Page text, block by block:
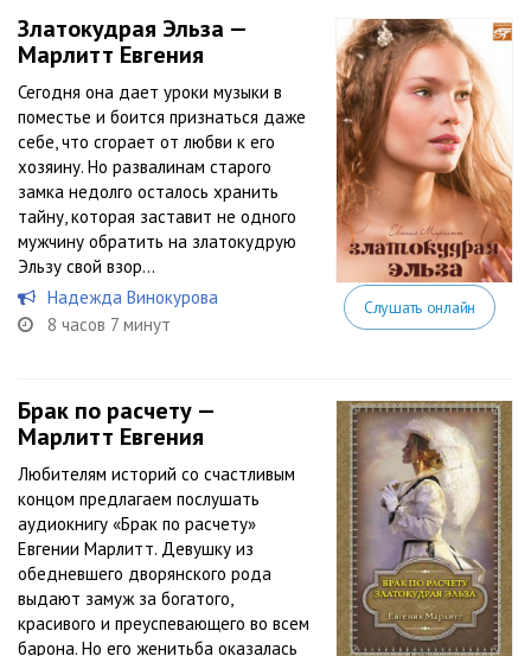
Златокудрая Эльза —
Марлитт Евгения
Сегодня она дает уроки музыки в
поместье и боится признаться даже
себе, что сгорает от любви к его
хозяину. Но развалинам старого
замка недолго осталось хранить
тайну, которая заставит не одного
мужчину обратить на златокудрую
Эльзу свой взор…
Надежда Винокурова
8 часов 7 минут
Слушать онлайн
Брак по расчету —
Марлитт Евгения
Любителям историй со счастливым
концом предлагаем послушать
аудиокнигу «Брак по расчету»
Евгении Марлитт. Девушку из
обедневшего дворянского рода
выдают замуж за богатого,
красивого и преуспевающего во всем
барона. Но его женитьба оказалась